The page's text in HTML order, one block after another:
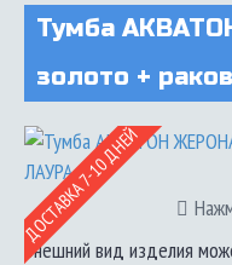
Тумба
золото +
ДОСТАВКА 7-10 ДНЕЙ
Внешний вид изделия